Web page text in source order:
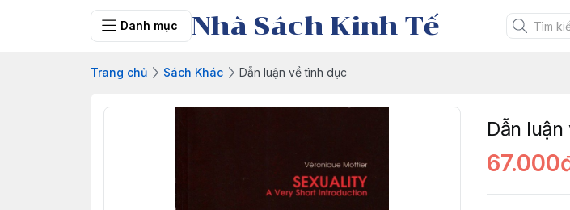
Danh mục Nhà Sách Kinh Tế
Trang chủ Sách Khác Dẫn luận về tình dục
Dẫn